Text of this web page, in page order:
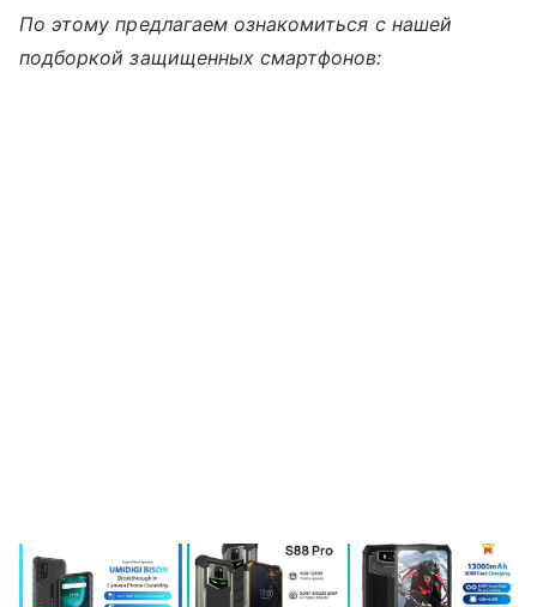
По этому предлагаем ознакомиться с нашей
подборкой защищенных смартфонов: